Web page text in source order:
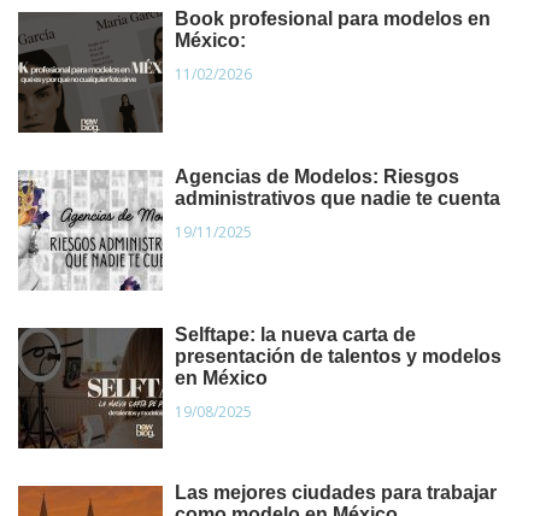
Book profesional para modelos en
México:
11/02/2026
Agencias de Modelos: Riesgos
administrativos que nadie te cuenta
19/11/2025
Selftape: la nueva carta de
presentación de talentos y modelos
en México
19/08/2025
Las mejores ciudades para trabajar